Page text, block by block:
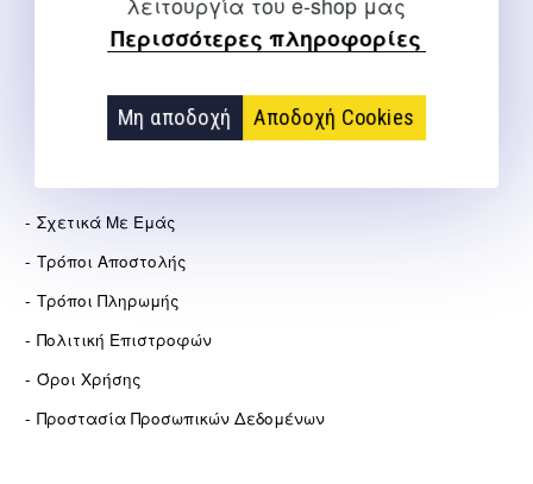
Περισσότερες πληροφορίες
Μη αποδοχή Αποδοχή Cookies
info@salto.gr
Σχετικά Με Εμάς
Τρόποι Αποστολής
Τρόποι Πληρωμής
Πολιτική Επιστροφών
Όροι Χρήσης
Προστασία Προσωπικών Δεδομένων